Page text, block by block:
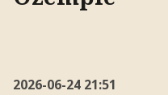
2026-06-24 21:51